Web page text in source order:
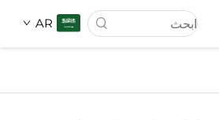
AR